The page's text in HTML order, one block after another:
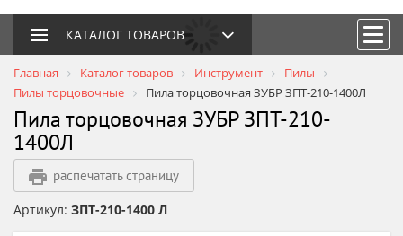
КАТАЛОГ ТОВАРОВ
Главная Каталог товаров Инструмент
Пилы
Пилы торцовочные
Пила торцовочная ЗУБР ЗПТ-210-1400Л
Пила торцовочная ЗУБР ЗПТ-210-
1400Л
распечатать страницу
Артикул: ЗПТ-210-1400 Л